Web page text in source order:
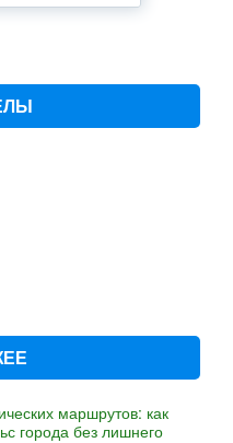
маршрутов: как
города без лишнего